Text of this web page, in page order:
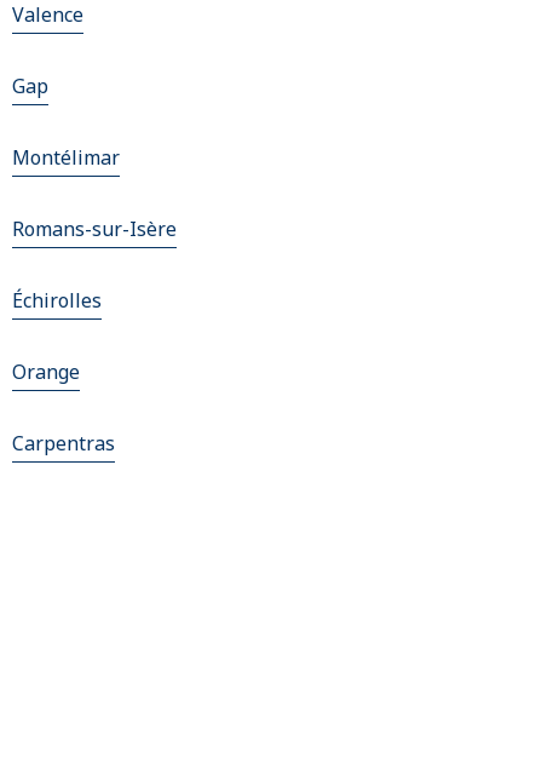
Valence
Gap
Montélimar
Romans-sur-Isère
Échirolles
Orange
Carpentras